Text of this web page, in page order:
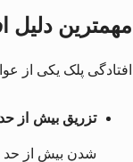
مهمترین دلیل
افتادگی پلک یکی از
تزریق بیش از
شدن بیش از حد